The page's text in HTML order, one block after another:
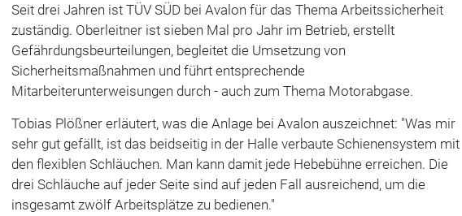
Seit drei Jahren ist TÜV SÜD bei Avalon für das Thema Arbeitssicherheit
zuständig. Oberleitner ist sieben Mal pro Jahr im Betrieb, erstellt
Gefährdungsbeurteilungen, begleitet die Umsetzung von
Sicherheitsmaßnahmen und führt entsprechende
Mitarbeiterunterweisungen durch - auch zum Thema Motorabgase.
Tobias Plößner erläutert, was die Anlage bei Avalon auszeichnet: "Was mir
sehr gut gefällt, ist das beidseitig in der Halle verbaute Schienensystem mit
den flexiblen Schläuchen. Man kann damit jede Hebebühne erreichen. Die
drei Schläuche auf jeder Seite sind auf jeden Fall ausreichend, um die
insgesamt zwölf Arbeitsplätze zu bedienen."